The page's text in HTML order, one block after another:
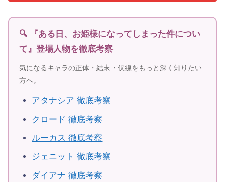
🔍 『ある日、お姫様になってしまった件につい
て』登場人物を徹底考察
気になるキャラの正体・結末・伏線をもっと深く知りたい
方へ。
アタナシア 徹底考察
クロード 徹底考察
ルーカス 徹底考察
ジェニット 徹底考察
ダイアナ 徹底考察